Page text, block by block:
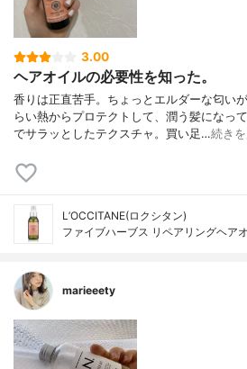
3.00
ヘアオイルの必要性を知った。
香りは正直苦手。ちょっとエルダーな匂い
らい熱からプロテクトして、潤う髪になっ
でサラッとしたテクスチャ。買い足…続き
L’OCCITANE(ロクシタン)
ファイブハーブス リペアリングヘア
marieeety